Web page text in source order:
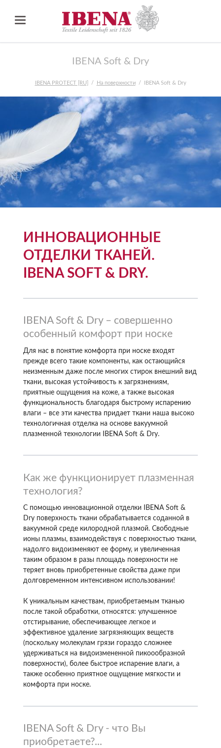
IBENA Soft & Dry
IBENA PROTECT [RU] На поверхности IBENA Soft & Dry
ИННОВАЦИОННЫЕ
ОТДЕЛКИ ТКАНЕЙ.
IBENA SOFT & DRY.
IBENA Soft & Dry – совершенно
особенный комфорт при носке
Для нас в понятие комфорта при носке входят
прежде всего такие компоненты, как остающийся
неизменным даже после многих стирок внешний вид
ткани, высокая устойчивость к загрязнениям,
приятные ощущения на коже, а также высокая
функциональность благодаря быстрому испарению
влаги – все эти качества придает ткани наша высоко
технологичная отделка на основе вакуумной
плазменной технологии IBENA Soft & Dry.
Как же функционирует плазменная
технология?
С помощью инновационной отделки IBENA Soft &
Dry поверхность ткани обрабатывается соданной в
вакуумной среде килородной плазмой. Свободные
ионы плазмы, взаимодействуя с поверхностью ткани,
надолго видоизменяют ее форму, и увеличенная
таким образом в разы площадь поверхности не
теряет вновь приобретенные свойства даже при
долговременном интенсивном использовании!
К уникальным качествам, приобретаемым тканью
после такой обработки, относятся: улучшенное
отстирывание, обеспечивающее легкое и
эффективное удаление загрязняющих веществ
(поскольку молекулам грязи гораздо сложнее
удерживаться на видоизмененной пикоообразной
поверхности), более быстрое испарение влаги, а
также особенно приятное ощущение мягкости и
комфорта при носке.
IBENA Soft & Dry - что Вы
приобретаете?...